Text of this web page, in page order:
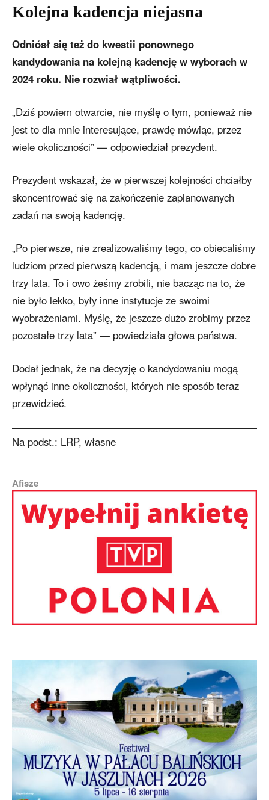
Kolejna kadencja niejasna
Odniósł się też do kwestii ponownego
kandydowania na kolejną kadencję w wyborach w
2024 roku. Nie rozwiał wątpliwości.
„Dziś powiem otwarcie, nie myślę o tym, ponieważ nie
jest to dla mnie interesujące, prawdę mówiąc, przez
wiele okoliczności” — odpowiedział prezydent.
Prezydent wskazał, że w pierwszej kolejności chciałby
skoncentrować się na zakończenie zaplanowanych
zadań na swoją kadencję.
„Po pierwsze, nie zrealizowaliśmy tego, co obiecaliśmy
ludziom przed pierwszą kadencją, i mam jeszcze dobre
trzy lata. To i owo żeśmy zrobili, nie bacząc na to, że
nie było lekko, były inne instytucje ze swoimi
wyobrażeniami. Myślę, że jeszcze dużo zrobimy przez
pozostałe trzy lata” — powiedziała głowa państwa.
Dodał jednak, że na decyzję o kandydowaniu mogą
wpłynąć inne okoliczności, których nie sposób teraz
przewidzieć.
Na podst.: LRP, własne
Afisze